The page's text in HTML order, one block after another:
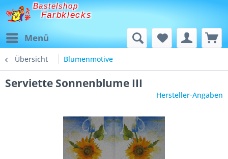
Bastelshop
Farbklecks
Menü
Übersicht Blumenmotive
Serviette Sonnenblume III
Hersteller-Angaben